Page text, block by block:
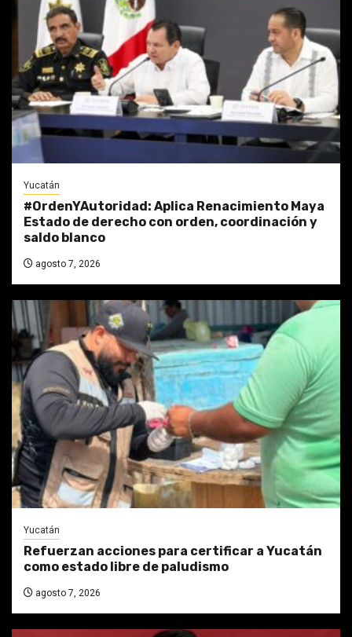
Yucatán
#OrdenYAutoridad: Aplica Renacimiento Maya
Estado de derecho con orden, coordinación y
saldo blanco
agosto 7, 2026
Yucatán
Refuerzan acciones para certificar a Yucatán
como estado libre de paludismo
agosto 7, 2026